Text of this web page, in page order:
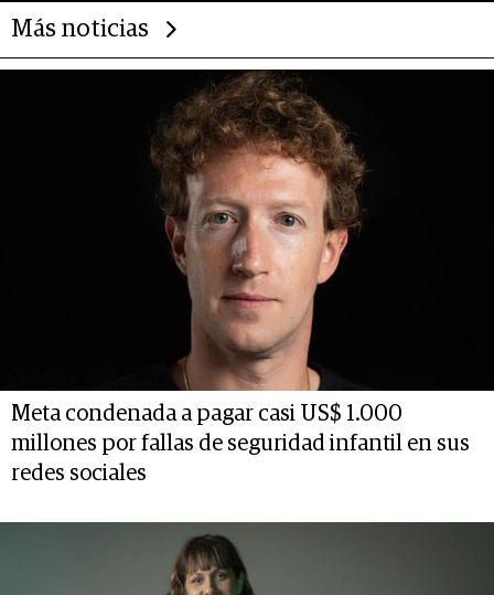
Más noticias
Meta condenada a pagar casi US$ 1.000
millones por fallas de seguridad infantil en sus
redes sociales